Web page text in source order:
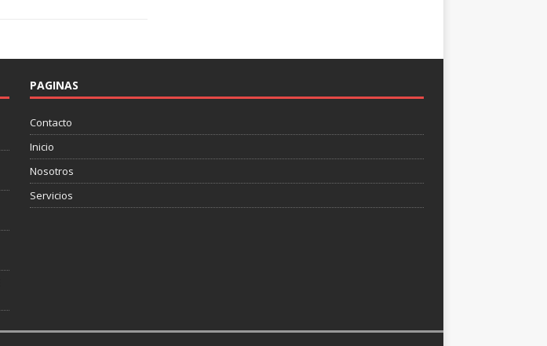
PAGINAS
Contacto
Inicio
Nosotros
Servicios